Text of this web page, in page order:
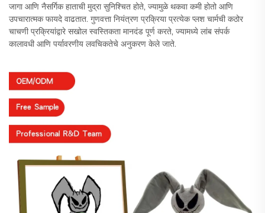
जागा आणि नैसर्गिक हाताची मुद्रा सुनिश्चित होते, ज्यामुळे थकवा कमी होतो आणि
उपचारात्मक फायदे वाढतात. गुणवत्ता नियंत्रण प्रक्रिया प्रत्येक प्लश चार्मची कठोर
चाचणी प्रक्रियांद्वारे सखोल स्वस्तिकता मानदंड पूर्ण करते, ज्यामध्ये लांब संपर्क
कालावधी आणि पर्यावरणीय लवचिकतेचे अनुकरण केले जाते.